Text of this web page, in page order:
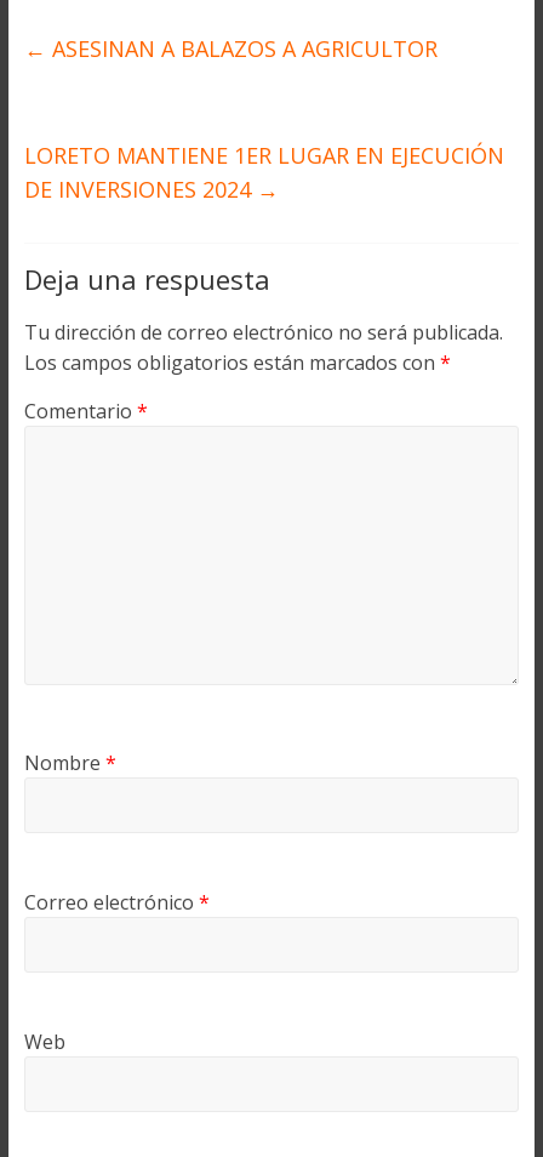
← ASESINAN A BALAZOS A AGRICULTOR
LORETO MANTIENE 1ER LUGAR EN EJECUCIÓN
DE INVERSIONES 2024 →
Deja una respuesta
Tu dirección de correo electrónico no será publicada.
Los campos obligatorios están marcados con *
Comentario *
Nombre *
Correo electrónico *
Web